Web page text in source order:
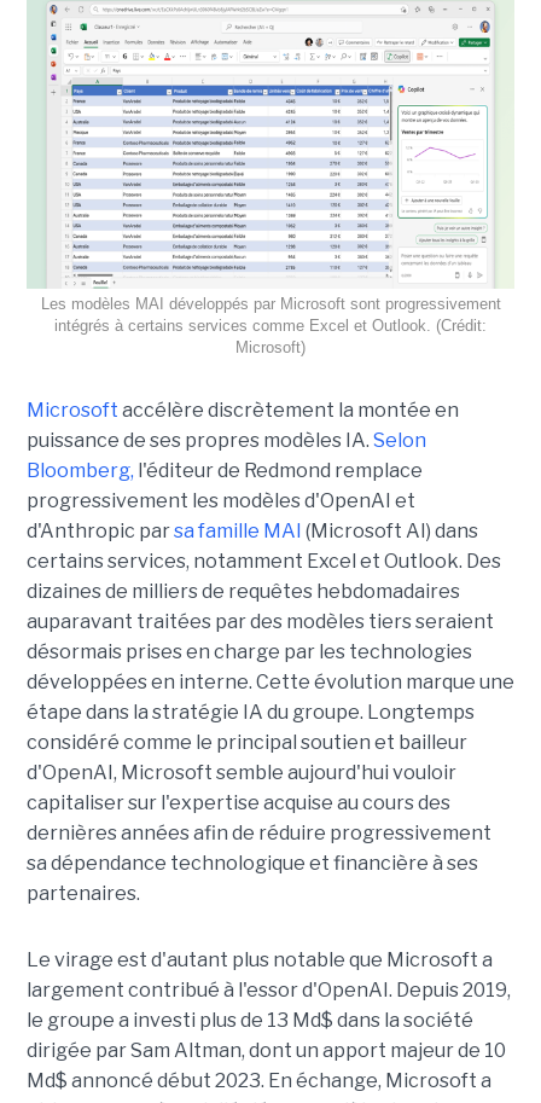
Les modèles MAI développés par Microsoft sont progressivement
intégrés à certains services comme Excel et Outlook. (Crédit:
Microsoft)
Microsoft accélère discrètement la montée en
puissance de ses propres modèles IA. Selon
Bloomberg, l'éditeur de Redmond remplace
progressivement les modèles d'OpenAI et
d'Anthropic parsa famille MAI (Microsoft AI) dans
certains services, notamment Excel et Outlook. Des
dizaines de milliers de requêtes hebdomadaires
auparavant traitées par des modèles tiers seraient
désormais prises en charge par les technologies
développées en interne. Cette évolution marque une
étape dans la stratégie IA du groupe. Longtemps
considéré comme le principal soutien et bailleur
d'OpenAI, Microsoft semble aujourd'hui vouloir
capitaliser sur l'expertise acquise au cours des
dernières années afin de réduire progressivement
sa dépendance technologique et financière à ses
partenaires.
Le virage est d'autant plus notable que Microsoft a
largement contribué à l'essor d'OpenAI. Depuis 2019,
le groupe a investi plus de 13 Md$ dans la société
dirigée par Sam Altman, dont un apport majeur de 10
Md$ annoncé début 2023. En échange, Microsoft a